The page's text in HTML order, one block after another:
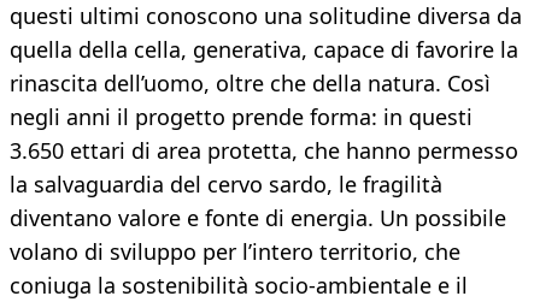
questi ultimi conoscono una solitudine diversa da
quella della cella, generativa, capace di favorire la
rinascita dell’uomo, oltre che della natura. Così
negli anni il progetto prende forma: in questi
3.650 ettari di area protetta, che hanno permesso
la salvaguardia del cervo sardo, le fragilità
diventano valore e fonte di energia. Un possibile
volano di sviluppo per l’intero territorio, che
coniuga la sostenibilità socio-ambientale e il